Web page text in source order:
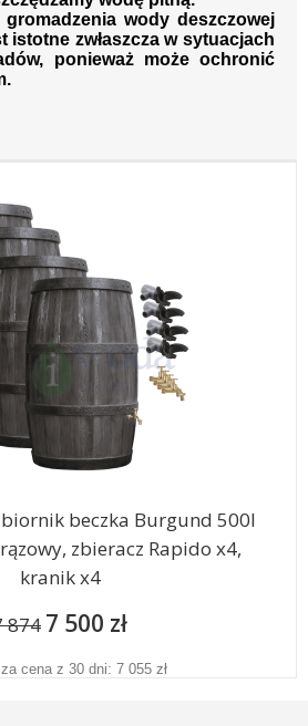
gromadzenia wody deszczowej
istotne zwłaszcza w sytuacjach
ponieważ może ochronić
beczka Burgund 500l
zbieracz Rapido x4,
kranik x4
874 7 500 zł
cena z 30 dni: 7 055 zł